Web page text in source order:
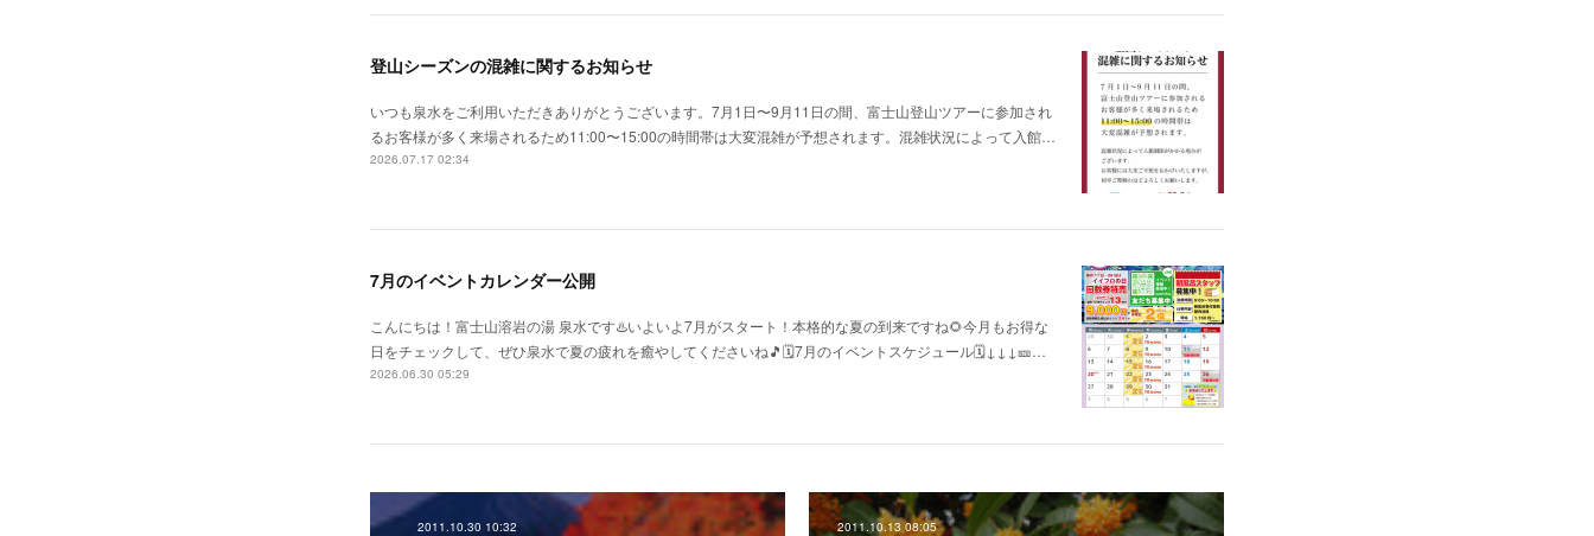
登山シーズンの混雑に関するお知らせ
いつも泉水をご利用いただきありがとうございます。7月1日〜9月11日の間、富士山登山ツアーに参加され
るお客様が多く来場されるため11:00〜15:00の時間帯は大変混雑が予想されます。混雑状況によって入館…
2026.07.17 02:34
7月のイベントカレンダー公開
こんにちは！富士山溶岩の湯 泉水です♨️いよいよ7月がスタート！本格的な夏の到来ですね🌻今月もお得な
日をチェックして、ぜひ泉水で夏の疲れを癒やしてくださいね🎵🗓️7月のイベントスケジュール🗓️↓↓↓🎫…
2026.06.30 05:29
2011.10.30 10:32 2011.10.13 08:05